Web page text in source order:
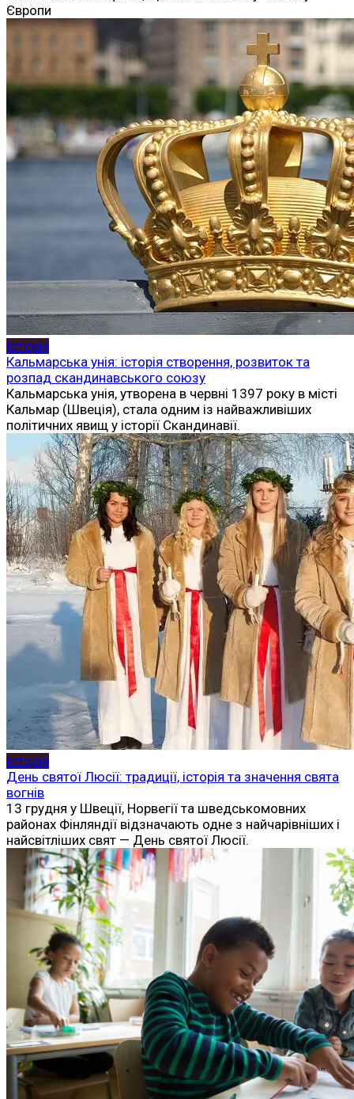
Європи
Історія
Кальмарська унія: історія створення, розвиток та
розпад скандинавського союзу
Кальмарська унія, утворена в червні 1397 року в місті
Кальмар (Швеція), стала одним із найважливіших
політичних явищ у історії Скандинавії.
Історія
День святої Люсії: традиції, історія та значення свята
вогнів
13 грудня у Швеції, Норвегії та шведськомовних
районах Фінляндії відзначають одне з найчарівніших і
найсвітліших свят — День святої Люсії.